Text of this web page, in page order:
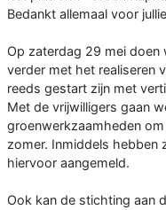
Bedankt allemaal voor
Op zaterdag 29 mei doen
verder met het realiseren
reeds gestart zijn met
Met de vrijwilligers gaan
groenwerkzaamheden
zomer. Inmiddels hebben
hiervoor aangemeld.
Ook kan de stichting aan